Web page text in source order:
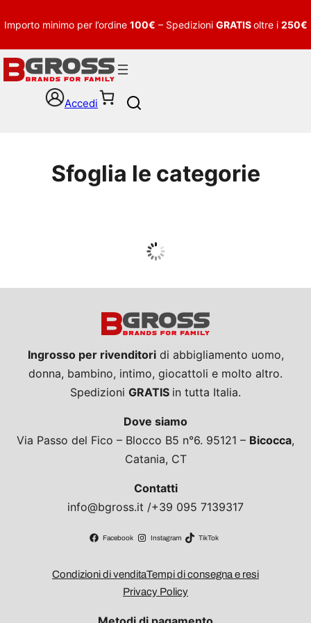
Importo minimo per l’ordine 100€ – Spedizioni GRATISoltre i 250€
Accedi
h
Sfoglia le categorie
Guarda tutto
Ingrosso per rivenditoridi abbigliamento uomo,
donna, bambino, intimo, giocattoli e molto altro.
Spedizioni GRATIS in tutta Italia.
Dove siamo
Via Passo del Fico – Blocco B5 n°6. 95121 – Bicocca,
Catania, CT
Contatti
info@bgross.it /+39 095 7139317
Facebook Instagram TikTok
Condizioni di venditaTempi di consegna e resi
Privacy Policy